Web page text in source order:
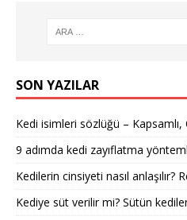
SON YAZILAR
Kedi isimleri sözlüğü – Kapsamlı,
9 adımda kedi zayıflatma
Kedilerin cinsiyeti nasıl anlaşılır?
Kediye süt verilir mi? Sütün